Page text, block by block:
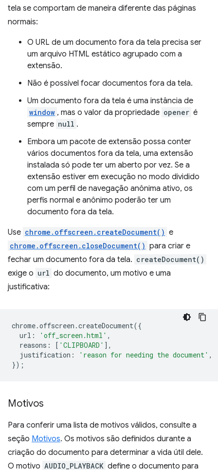
tela se comportam de maneira diferente das páginas
normais:
O URL de um documento fora da tela precisa ser
um arquivo HTML estático agrupado com a
extensão.
Não é possível focar documentos fora da tela.
Um documento fora da tela é uma instância de
window , mas o valor da propriedade opener é
sempre null .
Embora um pacote de extensão possa conter
vários documentos fora da tela, uma extensão
instalada só pode ter um aberto por vez. Se a
extensão estiver em execução no modo dividido
com um perfil de navegação anônima ativo, os
perfis normal e anônimo poderão ter um
documento fora da tela.
Use chrome.offscreen.createDocument() e
chrome.offscreen.closeDocument() para criar e
fechar um documento fora da tela. createDocument()
exige o url do documento, um motivo e uma
justificativa:
chrome.offscreen .createDocument({
url : 'off_screen.html' ,
reasons : [ 'CLIPBOARD' ],
justification : 'reason for needing the document' ,
});
Motivos
Para conferir uma lista de motivos válidos, consulte a
seção Motivos. Os motivos são definidos durante a
criação do documento para determinar a vida útil dele.
O motivo AUDIO_PLAYBACK define o documento para